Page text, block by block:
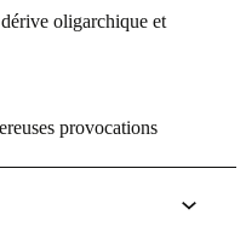
oligarchique et
provocations